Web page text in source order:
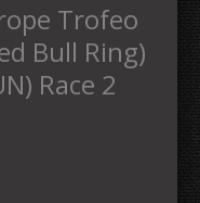
Trofeo
Bull Ring)
Race 2